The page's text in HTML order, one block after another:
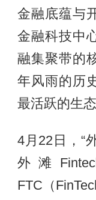
金融底蕴与
金融科技中
融集聚带的
年风雨的历
最活跃的生态
4月22日，“
外滩
FTC（